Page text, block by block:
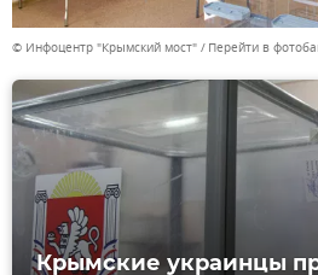
© Инфоцентр "Крымский мост" Перейти в
Крымские украинцы